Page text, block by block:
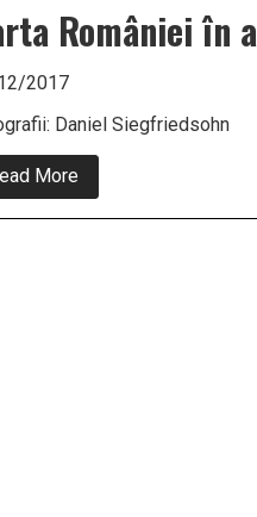
României în
2017
Daniel Siegfriedsohn
Moreabout
Harta
României